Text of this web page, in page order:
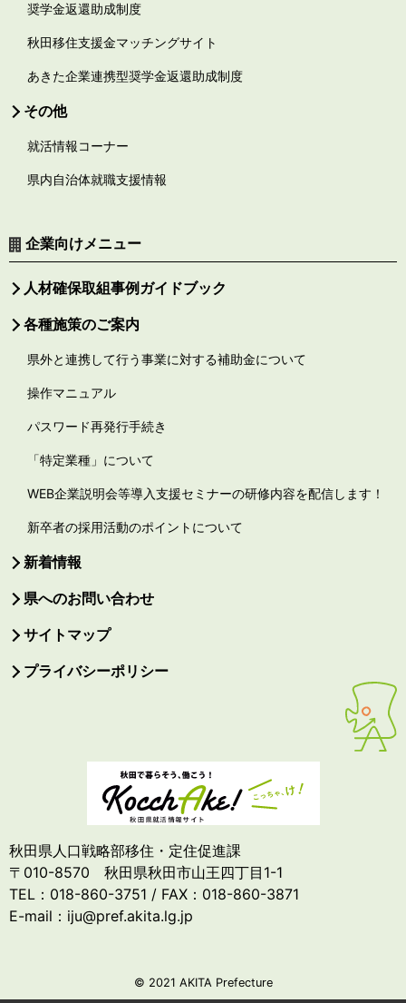
奨学金返還助成制度
秋田移住支援金マッチングサイト
あきた企業連携型奨学金返還助成制度
その他
就活情報コーナー
県内自治体就職支援情報
企業向けメニュー
人材確保取組事例ガイドブック
各種施策のご案内
県外と連携して行う事業に対する補助金について
操作マニュアル
パスワード再発行手続き
「特定業種」について
WEB企業説明会等導入支援セミナーの研修内容を配信します！
新卒者の採用活動のポイントについて
新着情報
県へのお問い合わせ
サイトマップ
プライバシーポリシー
秋田県人口戦略部移住・定住促進課
〒010-8570 秋田県秋田市山王四丁目1-1
TEL：018-860-3751 / FAX：018-860-3871
E-mail：iju@pref.akita.lg.jp
© 2021 AKITA Prefecture